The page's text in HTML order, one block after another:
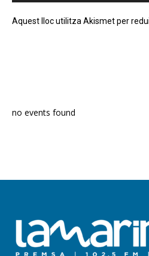
Aquest lloc utilitza Akismet per
no events found